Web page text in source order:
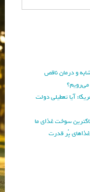
و درمان ناقص
آیا تعطیلی دولت
سوخت غذای ما
غذاهای پُر قدرت